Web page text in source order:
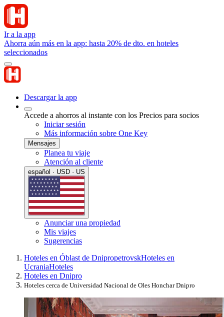
Ir a la app
Ahorra aún más en la app: hasta 20% de dto. en hoteles
seleccionados
Descargar la app
Accede a ahorros al instante con los Precios para socios
Iniciar sesión
Más información sobre One Key
Mensajes
Planea tu viaje
Atención al cliente
español · USD · US
Anunciar una propiedad
Mis viajes
Sugerencias
Hoteles en Óblast de DnipropetrovskHoteles en
UcraniaHoteles
Hoteles en Dnipro
Hoteles cerca de Universidad Nacional de Oles Honchar Dnipro